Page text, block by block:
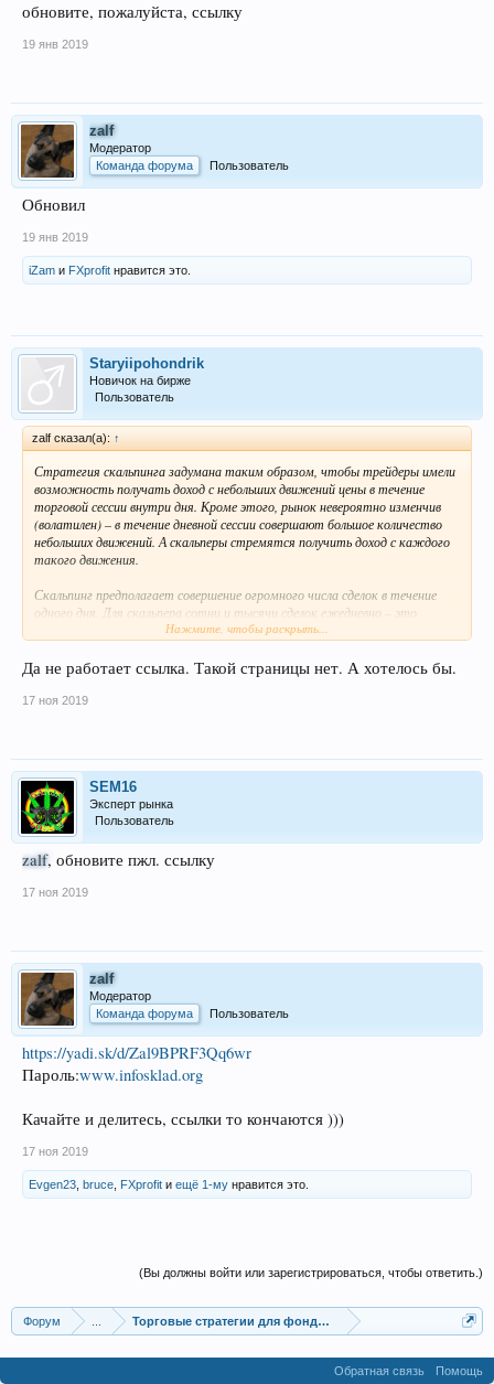
обновите, пожалуйста, ссылку
19 янв 2019
zalf
Модератор
Команда форума
Пользователь
Обновил
19 янв 2019
iZam и FXprofit нравится это.
Staryiipohondrik
Новичок на бирже
Пользователь
zalf сказал(а): ↑
Стратегия скальпинга задумана таким образом, чтобы трейдеры имели
возможность получать доход с небольших движений цены в течение
торговой сессии внутри дня. Кроме этого, рынок невероятно изменчив
(волатилен) – в течение дневной сессии совершают большое количество
небольших движений. А скальперы стремятся получить доход с каждого
такого движения.
Скальпинг предполагает совершение огромного числа сделок в течение
одного дня. Для скальпера сотни и тысячи сделок ежедневно – это
нормальное явление. Каждая из таких сделок занимает может занимать
несколько пунктов – и несколько пунктов достанутся скальперу в
качестве награды.
не угадывает с направлением, то должен очень быстро закрыть
убыточную позицию.
Скачать
Нажмите, чтобы раскрыть...
Да не работает ссылка. Такой страницы нет. А хотелось бы.
17 ноя 2019
SEM16
Эксперт рынка
Пользователь
zalf, обновите пжл. ссылку
17 ноя 2019
zalf
Модератор
Команда форума
Пользователь
https://yadi.sk/d/Zal9BPRF3Qq6wr
Пароль:www.infosklad.org
Качайте и делитесь, ссылки то кончаются )))
17 ноя 2019
Evgen23 bruce FXprofit и ещё 1-му нравится это.
(Вы должны войти или зарегистрироваться, чтобы ответить.)
Форум Торговые стратегии для фондовых рынков
Обратная связь Помощь